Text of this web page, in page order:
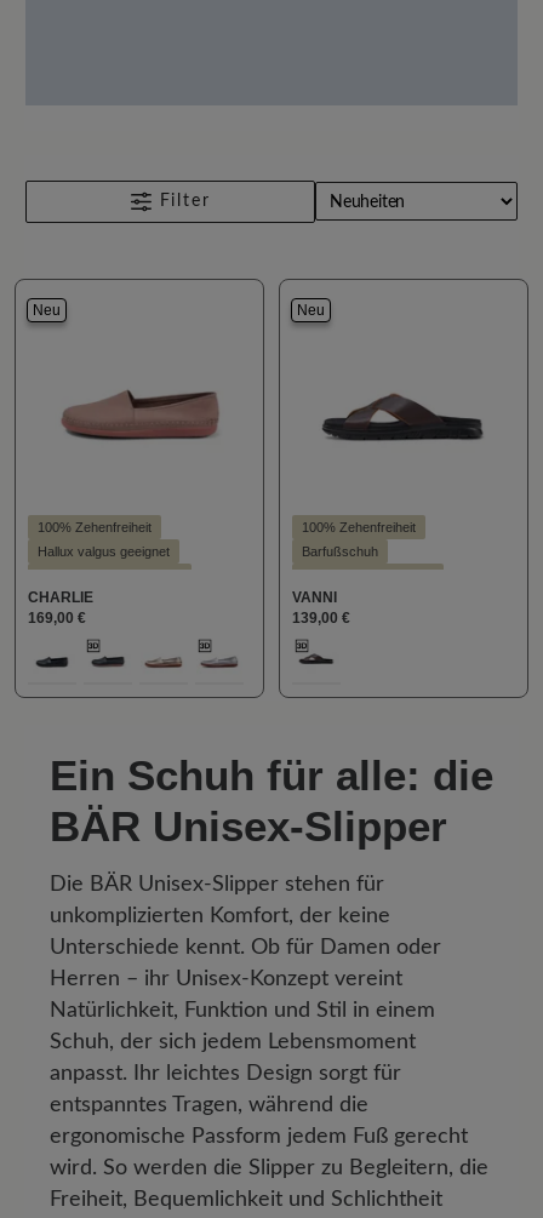
Filter
Neu
100% Zehenfreiheit
Hallux valgus geeignet
Leichter Einstieg
Schlanke Silhouette
Stil - Casual
CHARLIE
169,00 €
auswählen
100 405 710 713 812
Neu
100% Zehenfreiheit
Barfußschuh
Hohe Dämpfung
Hoher Trendfaktor
KäuferInnen Empfehlung
VANNI
139,00 €
Farbe
289
Ein Schuh für alle: die
BÄR Unisex-Slipper
Die BÄR Unisex-Slipper stehen für
unkomplizierten Komfort, der keine
Unterschiede kennt. Ob für Damen oder
Herren – ihr Unisex-Konzept vereint
Natürlichkeit, Funktion und Stil in einem
Schuh, der sich jedem Lebensmoment
anpasst. Ihr leichtes Design sorgt für
entspanntes Tragen, während die
ergonomische Passform jedem Fuß gerecht
wird. So werden die Slipper zu Begleitern, die
Freiheit, Bequemlichkeit und Schlichtheit